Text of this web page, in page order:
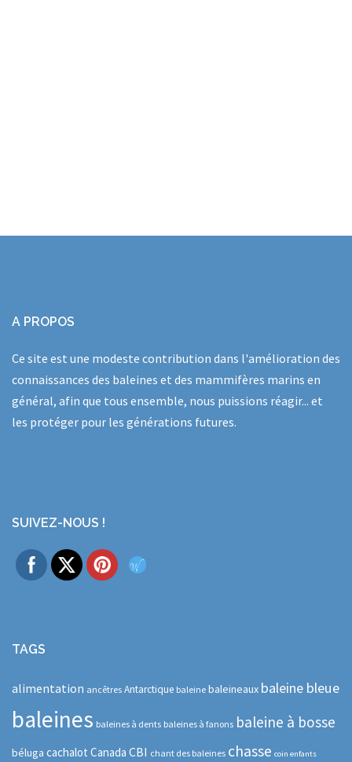
A PROPOS
Ce site est une modeste contribution dans l'amélioration des
connaissances des baleines et des mammifères marins en
général, afin que tous ensemble, nous puissions réagir... et
les protéger pour les générations futures.
SUIVEZ-NOUS !
TAGS
alimentation ancêtres Antarctique baleine baleineaux baleine bleue
baleines baleines à dents baleines à fanons baleine à bosse
béluga cachalot Canada CBI chant des baleines chasse coin enfants